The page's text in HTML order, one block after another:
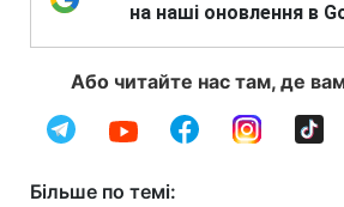
на наші оновлення в
Або читайте нас там, де
Більше по темі: